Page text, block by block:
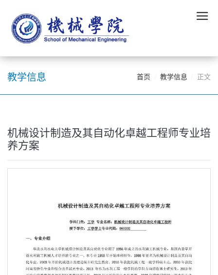
教学信息 首页 教学信息 正文
机械设计制造及其自动化卓越工程师专业培
养方案